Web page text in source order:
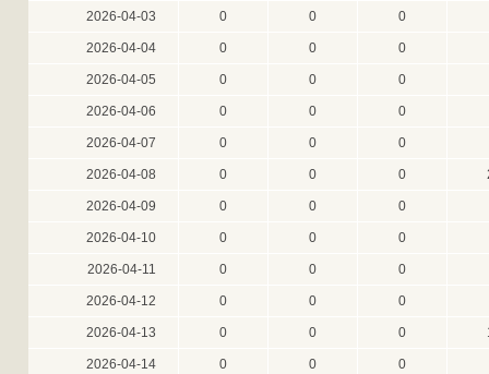
2026-04-03 0 0 0
2026-04-04 0 0 0
2026-04-05 0 0 0
2026-04-06 0 0 0
2026-04-07 0 0 0
2026-04-08 0 0 0
2026-04-09 0 0 0
2026-04-10 0 0 0
2026-04-11 0 0 0
2026-04-12 0 0 0
2026-04-13 0 0 0
2026-04-14 0 0 0